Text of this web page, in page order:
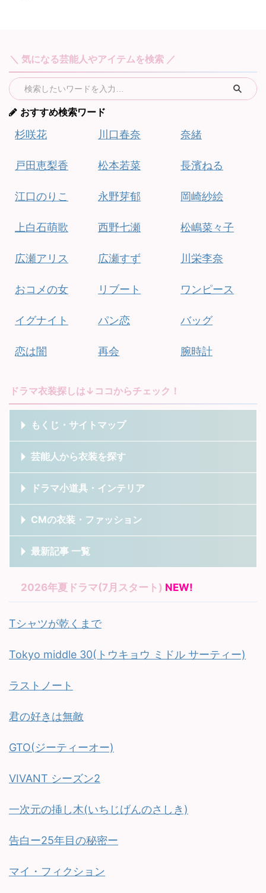
＼ 気になる芸能人やアイテムを検索 ／
おすすめ検索ワード
杉咲花
戸田恵梨香
江口のりこ
上白石萌歌
広瀬アリス
おコメの女
イグナイト
恋は闇
川口春奈
松本若菜
永野芽郁
西野七瀬
広瀬すず
リブート
パン恋
再会
奈緒
長濱ねる
岡崎紗絵
松嶋菜々子
川栄李奈
ワンピース
バッグ
腕時計
ドラマ衣装探しは↓ココからチェック！
もくじ・サイトマップ
芸能人から衣装を探す
ドラマ小道具・インテリア
CMの衣装・ファッション
最新記事 一覧
2026年夏ドラマ(7月スタート) NEW!
Tシャツが乾くまで
Tokyo middle 30(トウキョウ ミドル サーティー)
ラストノート
君の好きは無敵
GTO(ジーティーオー)
VIVANT シーズン2
一次元の挿し木(いちじげんのさしき)
告白ー25年目の秘密ー
マイ・フィクション